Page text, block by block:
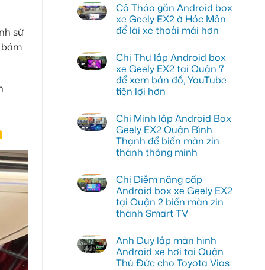
sử
Cô Thảo gắn Android box
xe Geely EX2 ở Hóc Môn
để lái xe thoải mái hơn
bình
luận
ở
Cô
Thảo
gắn
xe
Geely
EX2
Hóc
Môn
xe
thoải
mái
hơn
Chị Thư lắp Android box
xe Geely EX2 tại Quận 7
để xem bản đồ, YouTube
tiện lợi hơn
bình
luận
ở
Chị
Thư
lắp
xe
Geely
EX2
tại
Quận
7
bản
đồ,
YouTube
tiện
Chị Minh lắp Android Box
Geely EX2 Quận Bình
Thạnh để biến màn zin
thành thông minh
bình
luận
ở
Chị
Minh
lắp
Geely
EX2
Quận
Bình
Chị Diễm nâng cấp
Android box xe Geely EX2
tại Quận 2 biến màn zin
thành Smart TV
bình
luận
ở
Chị
Anh Duy lắp màn hình
Android xe hơi tại Quận
Thủ Đức cho Toyota Vios